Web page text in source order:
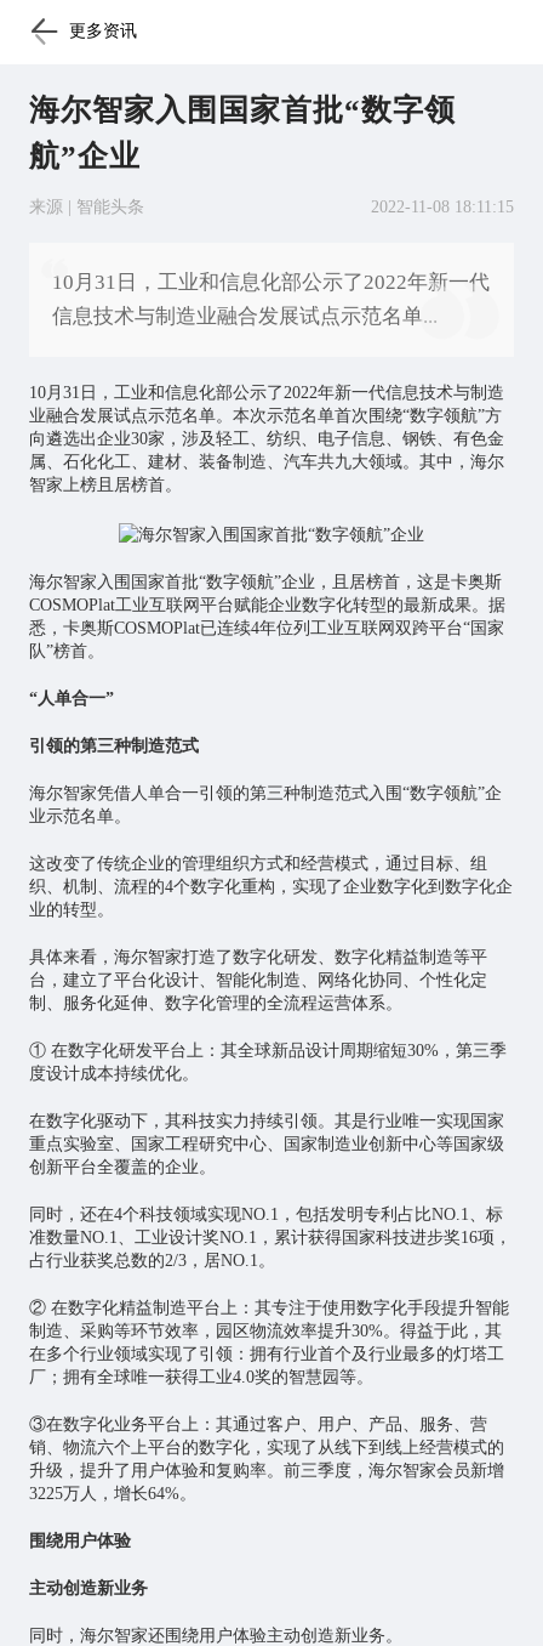
更多资讯
海尔智家入围国家首批“数字领
航”企业
来源 | 智能头条 2022-11-08 18:11:15
10月31日，工业和信息化部公示了2022年新一代
信息技术与制造业融合发展试点示范名单...
10月31日，工业和信息化部公示了2022年新一代信息技术与制造
业融合发展试点示范名单。本次示范名单首次围绕“数字领航”方
向遴选出企业30家，涉及轻工、纺织、电子信息、钢铁、有色金
属、石化化工、建材、装备制造、汽车共九大领域。其中，海尔
智家上榜且居榜首。
海尔智家入围国家首批“数字领航”企业，且居榜首，这是卡奥斯
COSMOPlat工业互联网平台赋能企业数字化转型的最新成果。据
悉，卡奥斯COSMOPlat已连续4年位列工业互联网双跨平台“国家
队”榜首。
“人单合一”
引领的第三种制造范式
海尔智家凭借人单合一引领的第三种制造范式入围“数字领航”企
业示范名单。
这改变了传统企业的管理组织方式和经营模式，通过目标、组
织、机制、流程的4个数字化重构，实现了企业数字化到数字化企
业的转型。
具体来看，海尔智家打造了数字化研发、数字化精益制造等平
台，建立了平台化设计、智能化制造、网络化协同、个性化定
制、服务化延伸、数字化管理的全流程运营体系。
① 在数字化研发平台上：其全球新品设计周期缩短30%，第三季
度设计成本持续优化。
在数字化驱动下，其科技实力持续引领。其是行业唯一实现国家
重点实验室、国家工程研究中心、国家制造业创新中心等国家级
创新平台全覆盖的企业。
同时，还在4个科技领域实现NO.1，包括发明专利占比NO.1、标
准数量NO.1、工业设计奖NO.1，累计获得国家科技进步奖16项，
占行业获奖总数的2/3，居NO.1。
② 在数字化精益制造平台上：其专注于使用数字化手段提升智能
制造、采购等环节效率，园区物流效率提升30%。得益于此，其
在多个行业领域实现了引领：拥有行业首个及行业最多的灯塔工
厂；拥有全球唯一获得工业4.0奖的智慧园等。
③在数字化业务平台上：其通过客户、用户、产品、服务、营
销、物流六个上平台的数字化，实现了从线下到线上经营模式的
升级，提升了用户体验和复购率。前三季度，海尔智家会员新增
3225万人，增长64%。
围绕用户体验
主动创造新业务
同时，海尔智家还围绕用户体验主动创造新业务。